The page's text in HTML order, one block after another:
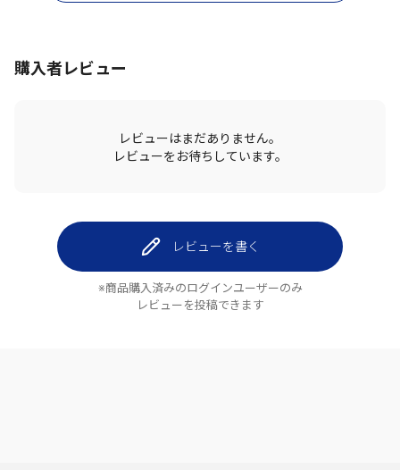
購入者レビュー
レビューはまだありません。
レビューをお待ちしています。
レビューを書く
※商品購入済みのログインユーザーのみ
レビューを投稿できます